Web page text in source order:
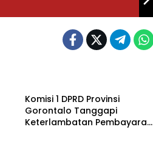
Komisi 1 DPRD Provinsi
Gorontalo Tanggapi
Keterlambatan Pembayaran
DPRD Provinsi Gorontalo